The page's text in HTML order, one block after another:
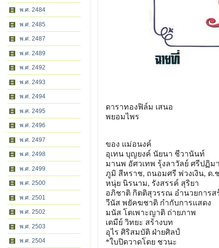
พ.ศ. 2484
พ.ศ. 2485
พ.ศ. 2487
พ.ศ. 2489
พ.ศ. 2492
พ.ศ. 2493
พ.ศ. 2494
พ.ศ. 2495
พ.ศ. 2496
พ.ศ. 2497
พ.ศ. 2498
พ.ศ. 2499
พ.ศ. 2500
พ.ศ. 2501
พ.ศ. 2502
พ.ศ. 2503
พ.ศ. 2504
ดาราทองฟิล์ม เสนอ
พยอมไพร
ของ แม่อนงค์
อุเทน บุญยงค์ นัยนา ชีวานันท์
มานพ อัศวเทพ รุ้งลาวัลย์ ศรีปฏิม
ภูมิ สีหราช, ถนอมศรี พ่วงเงิน, ด.
หนุ่ย นิรนาม, รังสรรค์ สุริยา
อภิชาติ กิตติสุวรรณ อำนวยการส
วีนัส พยัคฆชาติ กำกับการแสดง
มนัส โตเพาะญาติ ถ่ายภาพ
เตมีย์ วิทยะ สร้างบท
อุไร ศิริสมบัติ ฝ่ายศิลป์
*ใบปิดวาดโดย ชวนะ